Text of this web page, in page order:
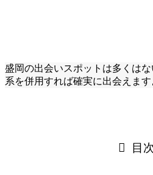
盛岡の出会いスポットは多くは
系を併用すれば確実に出会えます
目次